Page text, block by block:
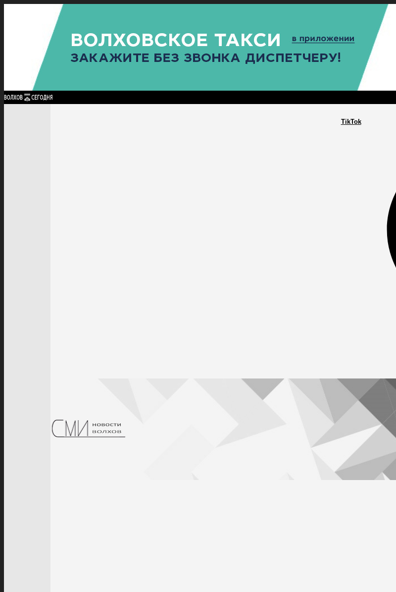
TikTok
ГЛАВНАЯ ПОЛИТИКАПРОИСШЕСТВИЯПРОКУРАТУРА СПОРТ КУЛЬТУРАПОСЕЛЕНИЯ ГЛАВНАЯ
ПОЛИТИКА
КУЛЬТУРА
ПОСЕЛЕНИЯ